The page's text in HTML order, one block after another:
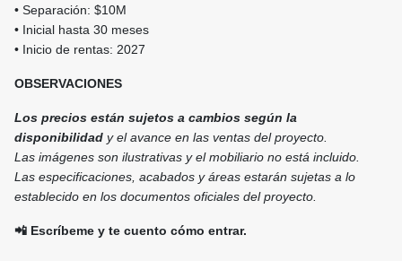
• Separación: $10M
• Inicial hasta 30 meses
• Inicio de rentas: 2027
OBSERVACIONES
Los precios están sujetos a cambios según la
disponibilidad y el avance en las ventas del proyecto.
Las imágenes son ilustrativas y el mobiliario no está incluido.
Las especificaciones, acabados y áreas estarán sujetas a lo
establecido en los documentos oficiales del proyecto.
📲 Escríbeme y te cuento cómo entrar.